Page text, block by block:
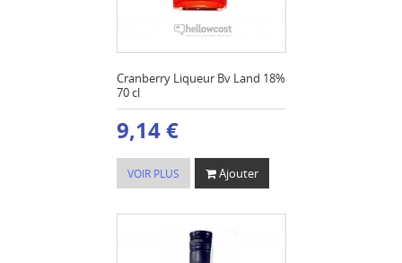
Cranberry Liqueur Bv Land 18%
70 cl
9,14 €
VOIR PLUS Ajouter